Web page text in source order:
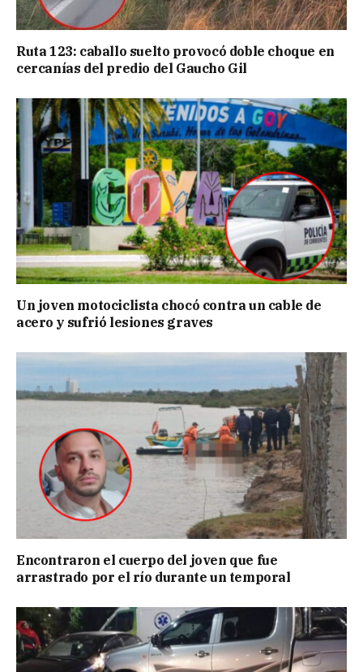
Ruta 123: caballo suelto provocó doble choque en
cercanías del predio del Gaucho Gil
Un joven motociclista chocó contra un cable de
acero y sufrió lesiones graves
Encontraron el cuerpo del joven que fue
arrastrado por el río durante un temporal